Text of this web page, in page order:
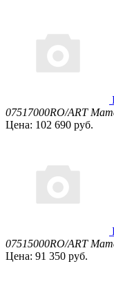
07517000RO/ART
Цена: 102 690 руб.
07515000RO/ART
Цена: 91 350 руб.